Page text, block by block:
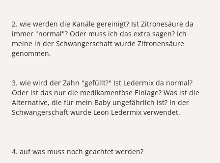
2. wie werden die Kanäle gereinigt? Ist Zitronesäure da
immer "normal"? Oder muss ich das extra sagen? Ich
meine in der Schwangerschaft wurde Zitronensäure
genommen.
3. wie wird der Zahn "gefüllt?" Ist Ledermix da normal?
Oder ist das nur die medikamentöse Einlage? Was ist die
Alternative, die für mein Baby ungefährlich ist? In der
Schwangerschaft wurde Leon Ledermix verwendet.
4. auf was muss noch geachtet werden?